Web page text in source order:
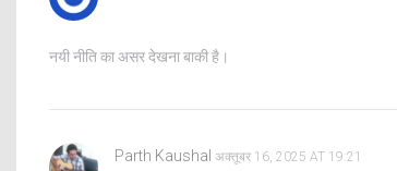
नयी नीति का असर देखना बाकी है।
Parth Kaushal अक्तूबर 16, 2025 AT 19:21